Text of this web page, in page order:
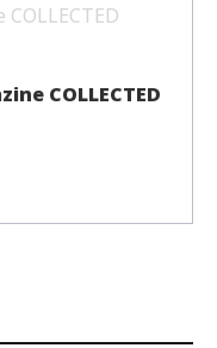
COLLECTED